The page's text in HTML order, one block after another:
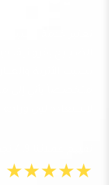
تعتبر خدمة غسيل
الضجيج بفروانية،
بسبب الأتربة
متخصصاً يأتي إلى
★★★★★